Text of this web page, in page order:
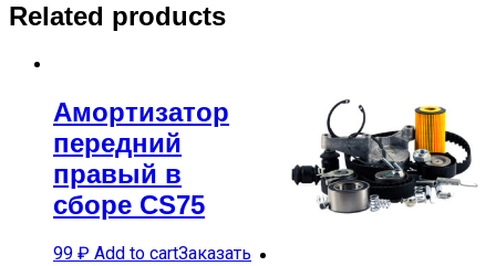
Related products
Амортизатор
передний
правый в
сборе CS75
99 ₽ Add to cartЗаказать